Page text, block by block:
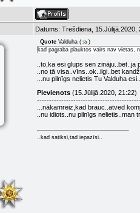
Datums: Trešdiena,
Quote Valduha (
)
kad pagraba plauktos vairs nav vietas,
..to,ka esi glups sen
..no tā visa..vīns..ok..ilgi..bet
...nu pilnīgs nelietis Tu Valduha esi..
Pievienots (15.Jūlijā.2020, 21:22)
...nākamreiz,kad brauc..atved
..nu idiots..nu pilnīgs nelietis..man
..kad satiksi,tad iepazīsi..